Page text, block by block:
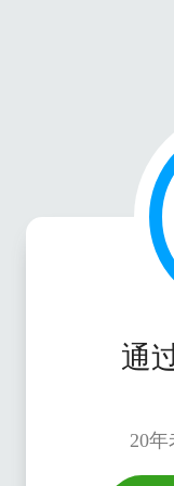
通
20